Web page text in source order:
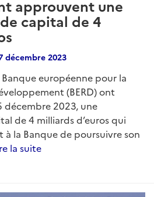
approuvent une
capital de 4
décembre 2023
européenne pour la
(BERD) ont
décembre 2023, une
de 4 milliards d’euros qui
la Banque de poursuivre son
la suite